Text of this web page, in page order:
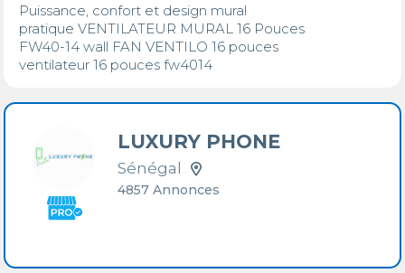
Puissance, confort et design mural
pratique VENTILATEUR MURAL 16 Pouces
FW40-14 wall FAN VENTILO 16 pouces
ventilateur 16 pouces fw4014
LUXURY PHONE
Sénégal
4857 Annonces